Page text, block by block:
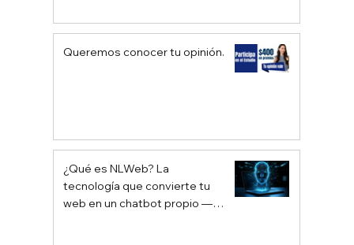
Queremos conocer tu opinión.
¿Qué es NLWeb? La
tecnología que convierte tu
web en un chatbot propio —